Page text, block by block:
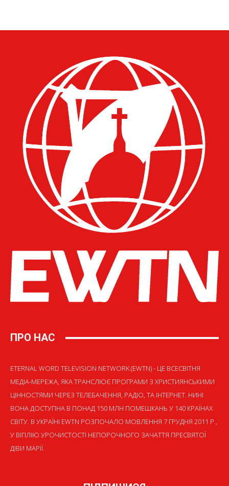
ПРО НАС
ETERNAL WORD TELEVISION NETWORK (EWTN) - ЦЕ ВСЕСВІТНЯ
МЕДІА-МЕРЕЖА, ЯКА ТРАНСЛЮЄ ПРОГРАМИ З ХРИСТИЯНСЬКИМИ
ЦІННОСТЯМИ ЧЕРЕЗ ТЕЛЕБАЧЕННЯ, РАДІО, ТА ІНТЕРНЕТ. НИНІ
ВОНА ДОСТУПНА В ПОНАД 150 МЛН ПОМЕШКАНЬ У 140 КРАЇНАХ
СВІТУ. В УКРАЇНІ EWTN РОЗПОЧАЛО МОВЛЕННЯ 7 ГРУДНЯ 2011 Р.,
У ВІГІЛІЮ УРОЧИСТОСТІ НЕПОРОЧНОГО ЗАЧАТТЯ ПРЕСВЯТОЇ
ДІВИ МАРІЇ.